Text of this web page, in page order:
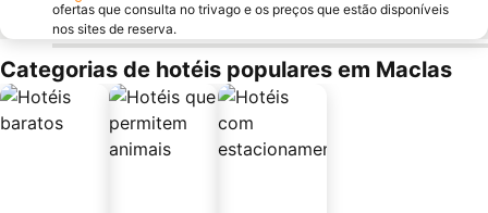
ofertas que consulta no trivago e os preços que estão disponíveis
nos sites de reserva.
Categorias de hotéis populares em Maclas